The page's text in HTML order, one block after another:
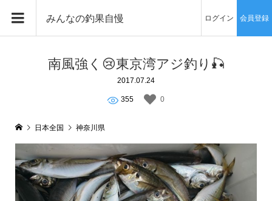
みんなの釣果自慢 ログイン 会員登録
南風強く😢東京湾アジ釣り🎣
2017.07.24
355 0
日本全国 神奈川県